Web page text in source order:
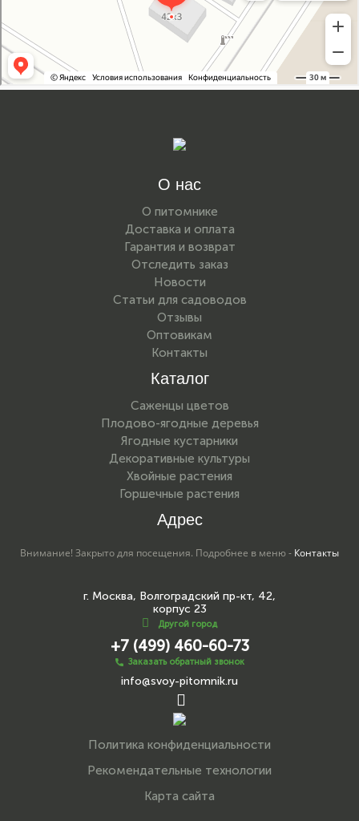
О нас
О питомнике
Доставка и оплата
Гарантия и возврат
Отследить заказ
Новости
Статьи для садоводов
Отзывы
Оптовикам
Контакты
Каталог
Саженцы цветов
Плодово-ягодные деревья
Ягодные кустарники
Декоративные культуры
Хвойные растения
Горшечные растения
Адрес
Внимание! Закрыто для посещения. Подробнее в меню - Контакты
г. Москва, Волгоградский пр-кт, 42,
корпус 23
Другой город
+7 (499) 460-60-73
Заказать обратный звонок
info@svoy-pitomnik.ru
Политика конфиденциальности
Рекомендательные технологии
Карта сайта